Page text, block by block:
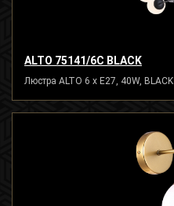
ALTO 75141/6C BLACK
Люстра ALTO 6 x E27, 40W, BLACK